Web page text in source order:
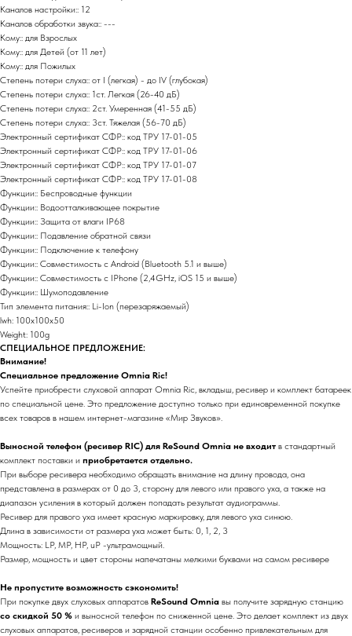
Каналов настройки:: 12
Каналов обработки звука:: ---
Кому:: для Взрослых
Кому:: для Детей (от 11 лет)
Кому:: для Пожилых
Степень потери слуха:: от I (легкая) - до IV (глубокая)
Степень потери слуха:: 1ст. Легкая (26-40 дБ)
Степень потери слуха:: 2ст. Умеренная (41-55 дБ)
Степень потери слуха:: 3ст. Тяжелая (56-70 дБ)
Электронный сертификат СФР:: код ТРУ 17-01-05
Электронный сертификат СФР:: код ТРУ 17-01-06
Электронный сертификат СФР:: код ТРУ 17-01-07
Электронный сертификат СФР:: код ТРУ 17-01-08
Функции:: Беспроводные функции
Функции:: Водоотталкивающее покрытие
Функции:: Защита от влаги IP68
Функции:: Подавление обратной связи
Функции:: Подключение к телефону
Функции:: Совместимость с Android (Bluetooth 5.1 и выше)
Функции:: Совместимость с IPhone (2,4GHz, iOS 15 и выше)
Функции:: Шумоподавление
Тип элемента питания:: Li-Ion (перезаряжаемый)
lwh: 100x100x50
Weight: 100g
СПЕЦИАЛЬНОЕ ПРЕДЛОЖЕНИЕ:
Внимание!
Специальное предложение Omnia Ric!
Успейте приобрести слуховой аппарат Omnia Ric, вкладыш, ресивер и комплект батареек
по специальной цене. Это предложение доступно только при единовременной покупке
всех товаров в нашем интернет-магазине «Мир Звуков».
Выносной телефон (ресивер RIC) для ReSound Omnia не входит в стандартный
комплект поставки и приобретается отдельно.
При выборе ресивера необходимо обращать внимание на длину провода, она
представлена в размерах от 0 до 3, сторону для левого или правого уха, а также на
диапазон усиления в который должен попадать результат аудиограммы.
Ресивер для правого уха имеет красную маркировку, для левого уха синюю.
Длина в зависимости от размера уха может быть: 0, 1, 2, 3
Мощность: LP, MP, HP, uP -ультрамощный.
Размер, мощность и цвет стороны напечатаны мелкими буквами на самом ресивере
Не пропустите возможность сэкономить!
При покупке двух слуховых аппаратов ReSound Omnia вы получите зарядную станцию
со скидкой 50 % и выносной телефон по сниженной цене. Это делает комплект из двух
слуховых аппаратов, ресиверов и зарядной станции особенно привлекательным для